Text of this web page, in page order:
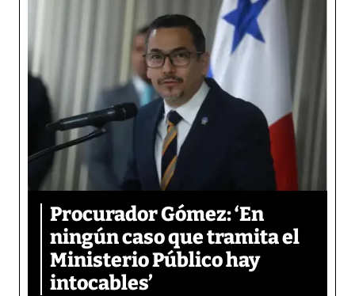
Procurador Gómez: ‘En
ningún caso que tramita el
Ministerio Público hay
intocables’